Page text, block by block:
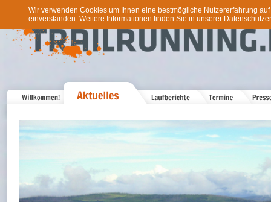
Wir verwenden Cookies um Ihnen eine bestmögliche Nutzererfahrung
einverstanden. Weitere Informationen finden Sie in unserer